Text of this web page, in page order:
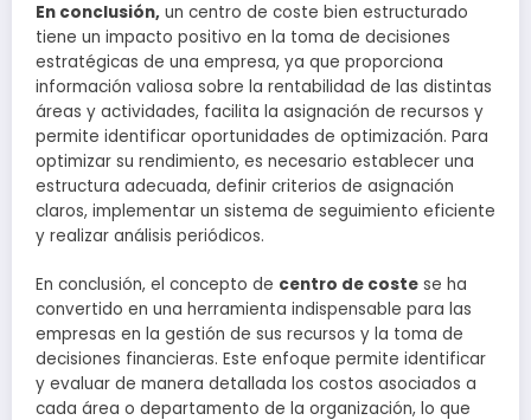
En conclusión, un centro de coste bien estructurado
tiene un impacto positivo en la toma de decisiones
estratégicas de una empresa, ya que proporciona
información valiosa sobre la rentabilidad de las distintas
áreas y actividades, facilita la asignación de recursos y
permite identificar oportunidades de optimización. Para
optimizar su rendimiento, es necesario establecer una
estructura adecuada, definir criterios de asignación
claros, implementar un sistema de seguimiento eficiente
y realizar análisis periódicos.
En conclusión, el concepto de centro de coste se ha
convertido en una herramienta indispensable para las
empresas en la gestión de sus recursos y la toma de
decisiones financieras. Este enfoque permite identificar
y evaluar de manera detallada los costos asociados a
cada área o departamento de la organización, lo que